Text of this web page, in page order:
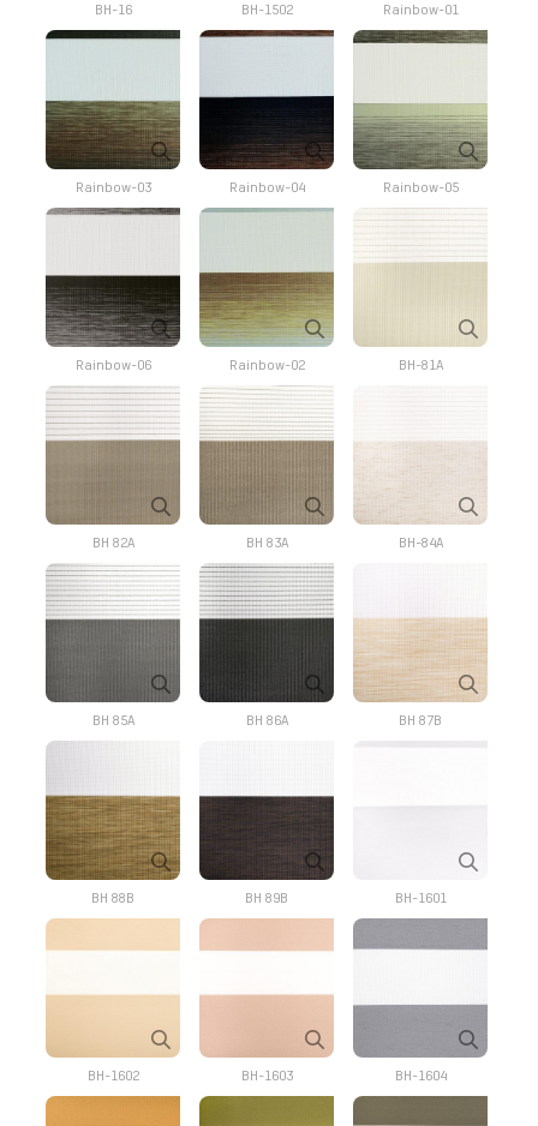
BH-16 BH-1502 Rainbow-01
Rainbow-03 Rainbow-04 Rainbow-05
Rainbow-06 Rainbow-02 BH-81A
BH 82A BH 83A BH-84A
BH 85A BH 86A BH 87B
BH 88B BH 89B BH-1601
BH-1602 BH-1603 BH-1604